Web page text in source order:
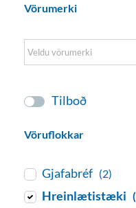
Vörumerki
Tilboð
Vöruflokkar
Gjafabréf (2)
Hreinlætistæki